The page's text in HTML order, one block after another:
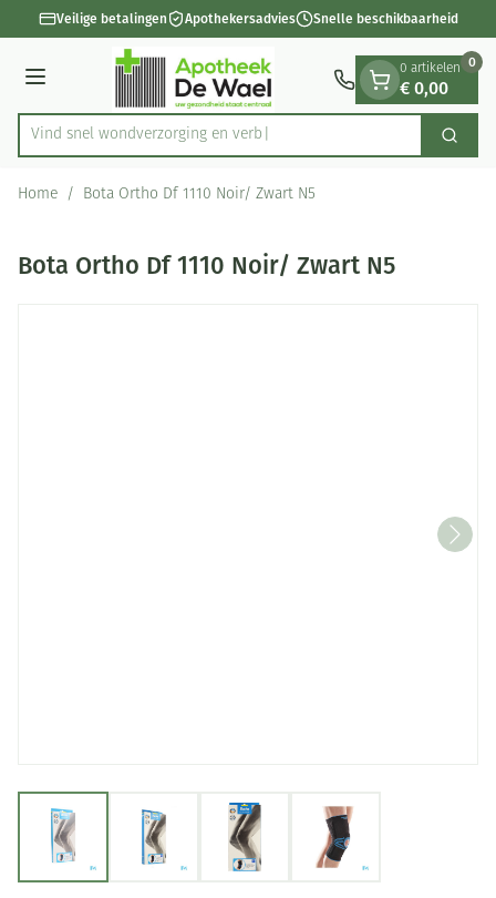
Ga naar de inhoud
1 van 1Veilige betalingen Apothekersadvies Snelle beschikbaarheid
Menu
Product, merk, categorie...
Vind snel wondverzorging Zoek
0 artikelen
€ 0,00
0
Home / Bota Ortho Df 1110 Noir/ Zwart N5
Bota Ortho Df 1110 Noir/ Zwart N5
View larger imageView larger imageView larger image